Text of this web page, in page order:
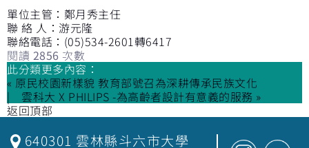
單位主管：鄭月秀主任
聯 絡 人：游元隆
聯絡電話：(05)534-2601轉6417
閱讀 2856 次數
此分類更多內容：
« 原民校園新樣貌 教育部號召為深耕傳承民族文化
雲科大 X PHILIPS -為高齡者設計有意義的服務 »
返回頂部
640301 雲林縣斗六市大學